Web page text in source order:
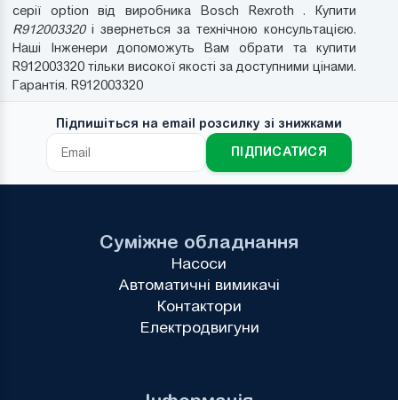
серії option від виробника Bosch Rexroth . Купити
R912003320і звернеться за технічною консультацією.
Наші Інженери допоможуть Вам обрати та купити
R912003320 тільки високої якості за доступними цінами.
Гарантія. R912003320
Підпишіться на email розсилку зі знижками
ПІДПИСАТИСЯ
Суміжне обладнання
Насоси
Автоматичні вимикачі
Контактори
Електродвигуни